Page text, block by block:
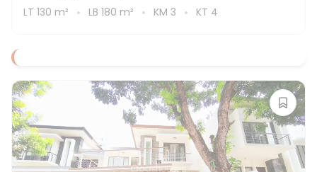
LT 130 m² LB 180 m² KM 3 KT 4